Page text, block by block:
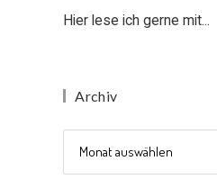
Hier lese ich gerne mit...
Archiv